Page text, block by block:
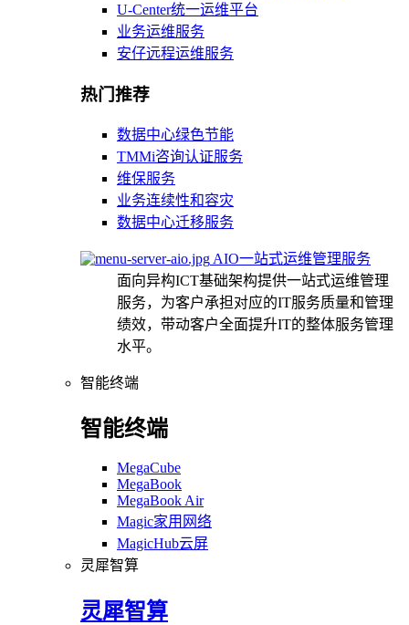
U-Center统一运维平台
业务运维服务
安仔远程运维服务
热门推荐
数据中心绿色节能
TMMi咨询认证服务
维保服务
业务连续性和容灾
数据中心迁移服务
AIO一站式运维管理服务
面向异构ICT基础架构提供一站式运维管理
服务，为客户承担对应的IT服务质量和管理
绩效，带动客户全面提升IT的整体服务管理
水平。
智能终端
智能终端
MegaCube
MegaBook
MegaBook Air
Magic家用网络
MagicHub云屏
灵犀智算
灵犀智算